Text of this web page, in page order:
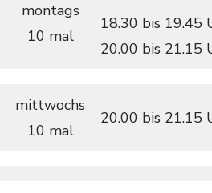
montags
10 mal
18.30 bis 19.45
20.00 bis 21.15
mittwochs
10 mal
20.00 bis 21.15